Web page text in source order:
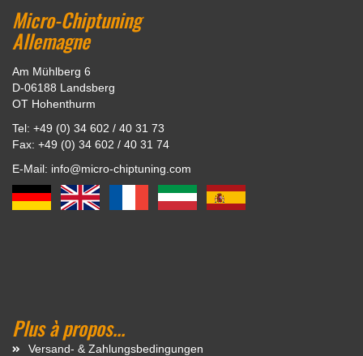
Micro-Chiptuning
Allemagne
Am Mühlberg 6
D-06188 Landsberg
OT Hohenthurm
Tel: +49 (0) 34 602 / 40 31 73
Fax: +49 (0) 34 602 / 40 31 74
E-Mail: info@micro-chiptuning.com
Plus à propos...
Versand- & Zahlungsbedingungen